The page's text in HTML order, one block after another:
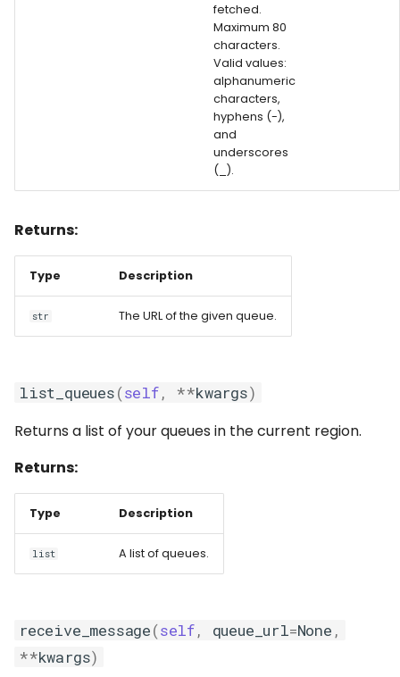
fetched.
Maximum 80
characters.
Valid values:
alphanumeric
characters,
hyphens (-),
and
underscores
(_).
Returns:
Type Description
str The URL of the given queue.
list_queues(self, **kwargs)
Returns a list of your queues in the current region.
Returns:
Type Description
list A list of queues.
receive_message(self, queue_url=None ,
**kwargs)